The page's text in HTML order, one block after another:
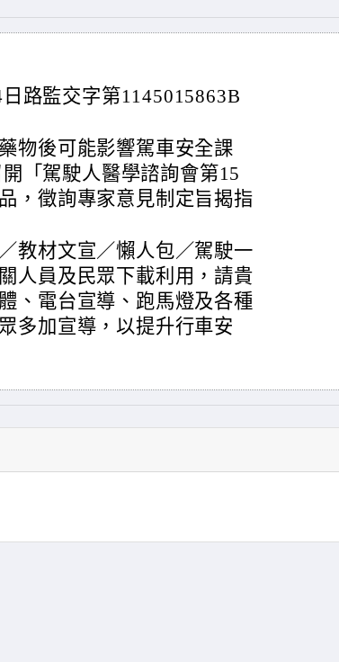
路監交字第1145015863B
物後可能影響駕車安全課
「駕駛人醫學諮詢會第15
，徵詢專家意見制定旨揭指
教材文宣／懶人包／駕駛一
人員及民眾下載利用，請貴
、電台宣導、跑馬燈及各種
多加宣導，以提升行車安